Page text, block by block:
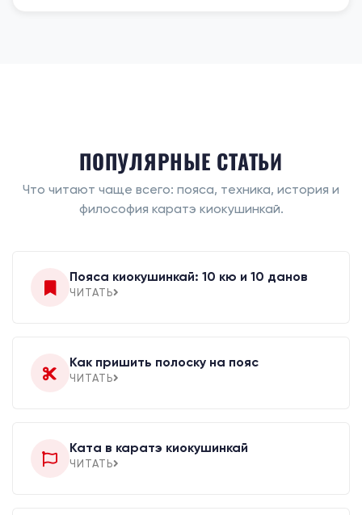
ПОПУЛЯРНЫЕ СТАТЬИ
Что читают чаще всего: пояса, техника, история и
философия каратэ киокушинкай.
Пояса киокушинкай: 10 кю и 10 данов
ЧИТАТЬ
Как пришить полоску на пояс
ЧИТАТЬ
Ката в каратэ киокушинкай
ЧИТАТЬ